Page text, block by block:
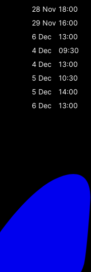
28 Nov 18:00
29 Nov 16:00
6 Dec
13:00
4 Dec
09:30
4 Dec
13:00
5 Dec
10:30
5 Dec
14:00
6 Dec
13:00